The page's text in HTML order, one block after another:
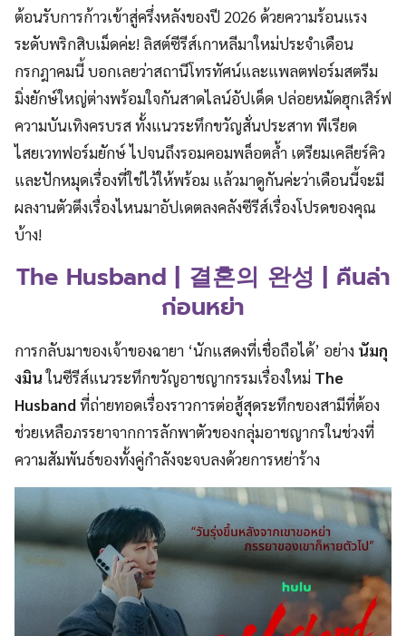
ต้อนรับการก้าวเข้าสู่ครึ่งหลังของปี 2026 ด้วยความร้อนแรง
ระดับพริกสิบเม็ดค่ะ! ลิสต์ซีรีส์เกาหลีมาใหม่ประจำเดือน
กรกฎาคมนี้ บอกเลยว่าสถานีโทรทัศน์และแพลตฟอร์มสตรีม
มิ่งยักษ์ใหญ่ต่างพร้อมใจกันสาดไลน์อัปเด็ด ปล่อยหมัดฮุกเสิร์ฟ
ความบันเทิงครบรส ทั้งแนวระทึกขวัญสั่นประสาท พีเรียด
ไสยเวทฟอร์มยักษ์ ไปจนถึงรอมคอมพล็อตล้ำ เตรียมเคลียร์คิว
และปักหมุดเรื่องที่ใช่ไว้ให้พร้อม แล้วมาดูกันค่ะว่าเดือนนี้จะมี
ผลงานตัวตึงเรื่องไหนมาอัปเดตลงคลังซีรีส์เรื่องโปรดของคุณ
บ้าง!
The Husband | 결혼의 완성 | คืนล่า
ก่อนหย่า
การกลับมาของเจ้าของฉายา ‘นักแสดงที่เชื่อถือได้’ อย่าง นัมกุ
งมินในซีรีส์แนวระทึกขวัญอาชญากรรมเรื่องใหม่ The
Husbandที่ถ่ายทอดเรื่องราวการต่อสู้สุดระทึกของสามีที่ต้อง
ช่วยเหลือภรรยาจากการลักพาตัวของกลุ่มอาชญากรในช่วงที่
ความสัมพันธ์ของทั้งคู่กำลังจะจบลงด้วยการหย่าร้าง